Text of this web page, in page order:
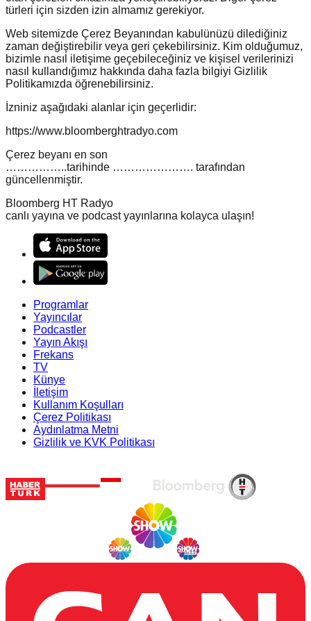
türleri için sizden izin almamız gerekiyor.
Web sitemizde Çerez Beyanından kabulünüzü dilediğiniz
zaman değiştirebilir veya geri çekebilirsiniz. Kim olduğumuz,
bizimle nasıl iletişime geçebileceğiniz ve kişisel verilerinizi
nasıl kullandığımız hakkında daha fazla bilgiyi Gizlilik
Politikamızda öğrenebilirsiniz.
İzniniz aşağıdaki alanlar için geçerlidir:
https://www.bloomberghtradyo.com
Çerez beyanı en son
……………..tarihinde …………………. tarafından
güncellenmiştir.
Bloomberg HT Radyo
canlı yayına ve podcast yayınlarına kolayca ulaşın!
Programlar
Yayıncılar
Podcastler
Yayın Akışı
Frekans
TV
Künye
İletişim
Kullanım Koşulları
Çerez Politikası
Aydınlatma Metni
Gizlilik ve KVK Politikası